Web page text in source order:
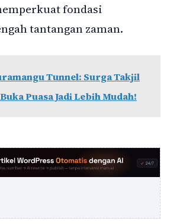
fondasi
tantangan zaman.
Tunnel: Surga Takjil
Puasa Jadi Lebih Mudah!